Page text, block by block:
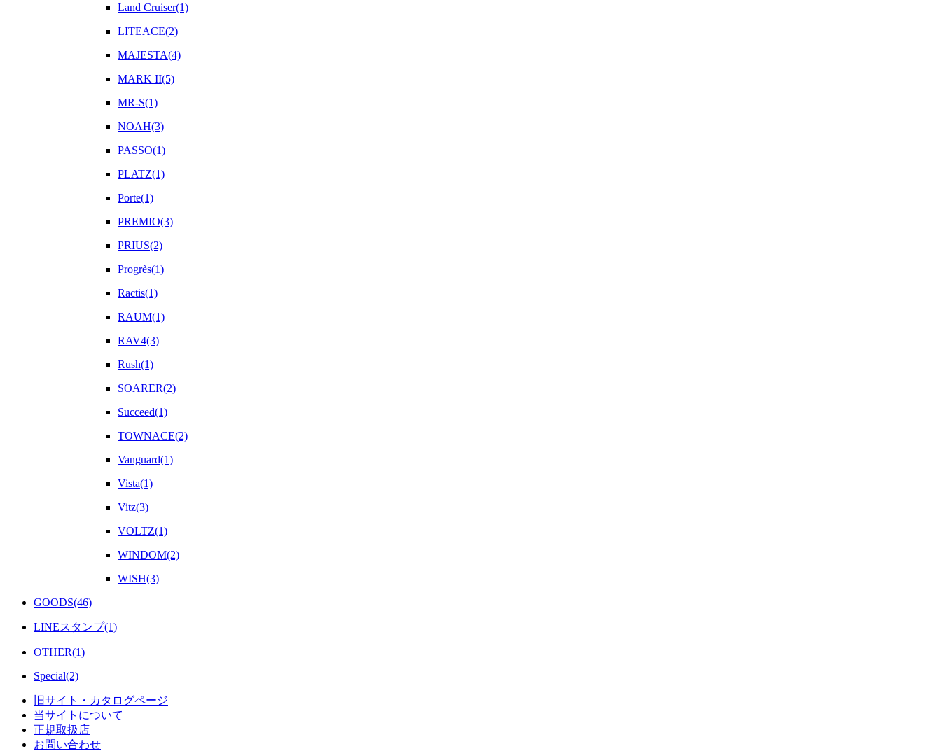
Land Cruiser(1)
LITEACE(2)
MAJESTA(4)
MARK II(5)
MR-S(1)
NOAH(3)
PASSO(1)
PLATZ(1)
Porte(1)
PREMIO(3)
PRIUS(2)
Progrès(1)
Ractis(1)
RAUM(1)
RAV4(3)
Rush(1)
SOARER(2)
Succeed(1)
TOWNACE(2)
Vanguard(1)
Vista(1)
Vitz(3)
VOLTZ(1)
WINDOM(2)
WISH(3)
GOODS(46)
LINEスタンプ(1)
OTHER(1)
Special(2)
旧サイト・カタログページ
当サイトについて
正規取扱店
お問い合わせ